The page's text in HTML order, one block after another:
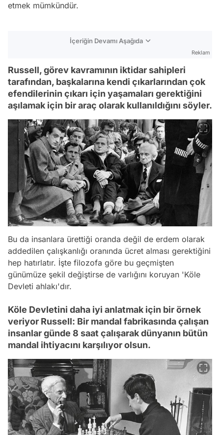
etmek mümkündür.
İçeriğin Devamı Aşağıda
Reklam
Russell, görev kavramının iktidar sahipleri
tarafından, başkalarına kendi çıkarlarından çok
efendilerinin çıkarı için yaşamaları gerektiğini
aşılamak için bir araç olarak kullanıldığını söyler.
Bu da insanlara ürettiği oranda değil de erdem olarak
addedilen çalışkanlığı oranında ücret alması gerektiğini
hep hatırlatır. İşte filozofa göre bu geçmişten
günümüze şekil değiştirse de varlığını koruyan 'Köle
Devleti ahlakı'dır.
Köle Devletini daha iyi anlatmak için bir örnek
veriyor Russell: Bir mandal fabrikasında çalışan
insanlar günde 8 saat çalışarak dünyanın bütün
mandal ihtiyacını karşılıyor olsun.